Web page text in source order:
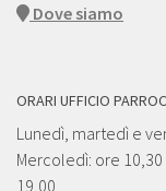
Dove siamo
ORARI UFFICIO
Lunedì, martedì e
Mercoledì: ore
19,00